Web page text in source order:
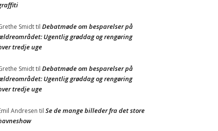
Smidttil Debatmøde om besparelser på
Ugentlig grøddag og rengøring
tredje uge
Smidttil Debatmøde om besparelser på
Ugentlig grøddag og rengøring
tredje uge
Andresen til Se de mange billeder fra det store